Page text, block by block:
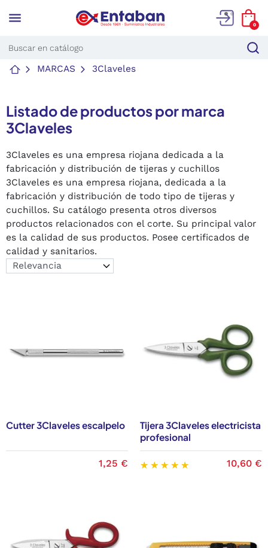
menu 0
MARCAS 3Claveles
Listado de productos por marca
3Claveles
3Claveles es una empresa riojana dedicada a la
fabricación y distribución de tijeras y cuchillos
3Claveles es una empresa riojana, dedicada a la
fabricación y distribución de todo tipo de tijeras y
cuchillos. Su catálogo presenta otros diversos
productos relacionados con el corte. Su principal valor
es la calidad de sus productos. Posee certificados de
calidad y sanitarios.
Cutter 3Claveles escalpelo
1,25 €
Tijera 3Claveles electricista
profesional
10,60 €